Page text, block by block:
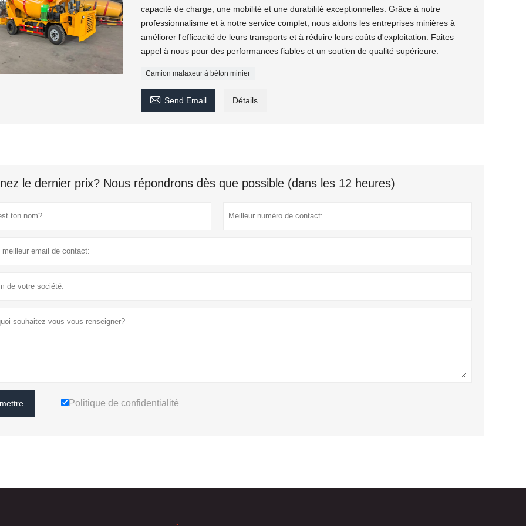
capacité de charge, une mobilité et une durabilité exceptionnelles. Grâce à notre
professionnalisme et à notre service complet, nous aidons les entreprises minières à
améliorer l'efficacité de leurs transports et à réduire leurs coûts d'exploitation. Faites
appel à nous pour des performances fiables et un soutien de qualité supérieure.
Camion malaxeur à béton minier
 Send Email Détails
le dernier prix? Nous répondrons dès que possible (dans les 12 heures)
Politique de confidentialité